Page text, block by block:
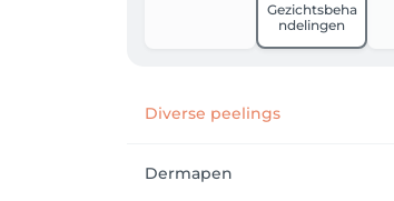
Gezichtsbeha
ndelingen
Diverse peelings
Dermapen